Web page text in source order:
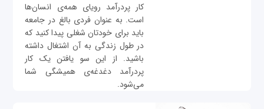
کار پردرآمد رویای همه‌ی انسان‌ها
است. به عنوان فردی بالغ در جامعه
باید برای خودتان شغلی پیدا کنید که
در طول زندگی به آن اشتغال داشته
باشید. از این سو یافتن یک کار
پردرآمد دغدغه‌ی همیشگی شما
می‌شود.